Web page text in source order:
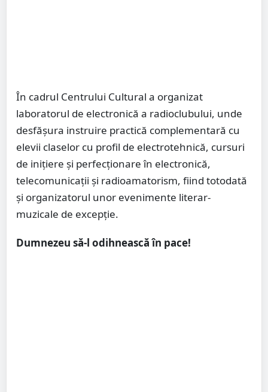
În cadrul Centrului Cultural a organizat
laboratorul de electronică a radioclubului, unde
desfășura instruire practică complementară cu
elevii claselor cu profil de electrotehnică, cursuri
de inițiere și perfecționare în electronică,
telecomunicații și radioamatorism, fiind totodată
și organizatorul unor evenimente literar-
muzicale de excepție.
Dumnezeu să-l odihnească în pace!